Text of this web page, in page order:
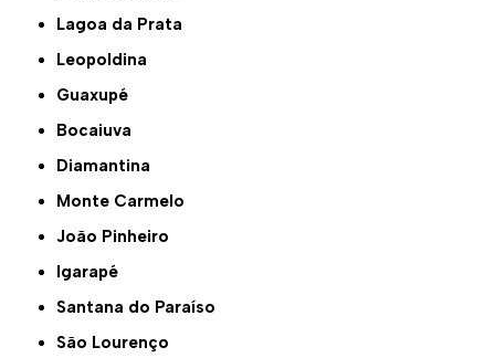
Lagoa da Prata
Leopoldina
Guaxupé
Bocaiuva
Diamantina
Monte Carmelo
João Pinheiro
Igarapé
Santana do Paraíso
São Lourenço